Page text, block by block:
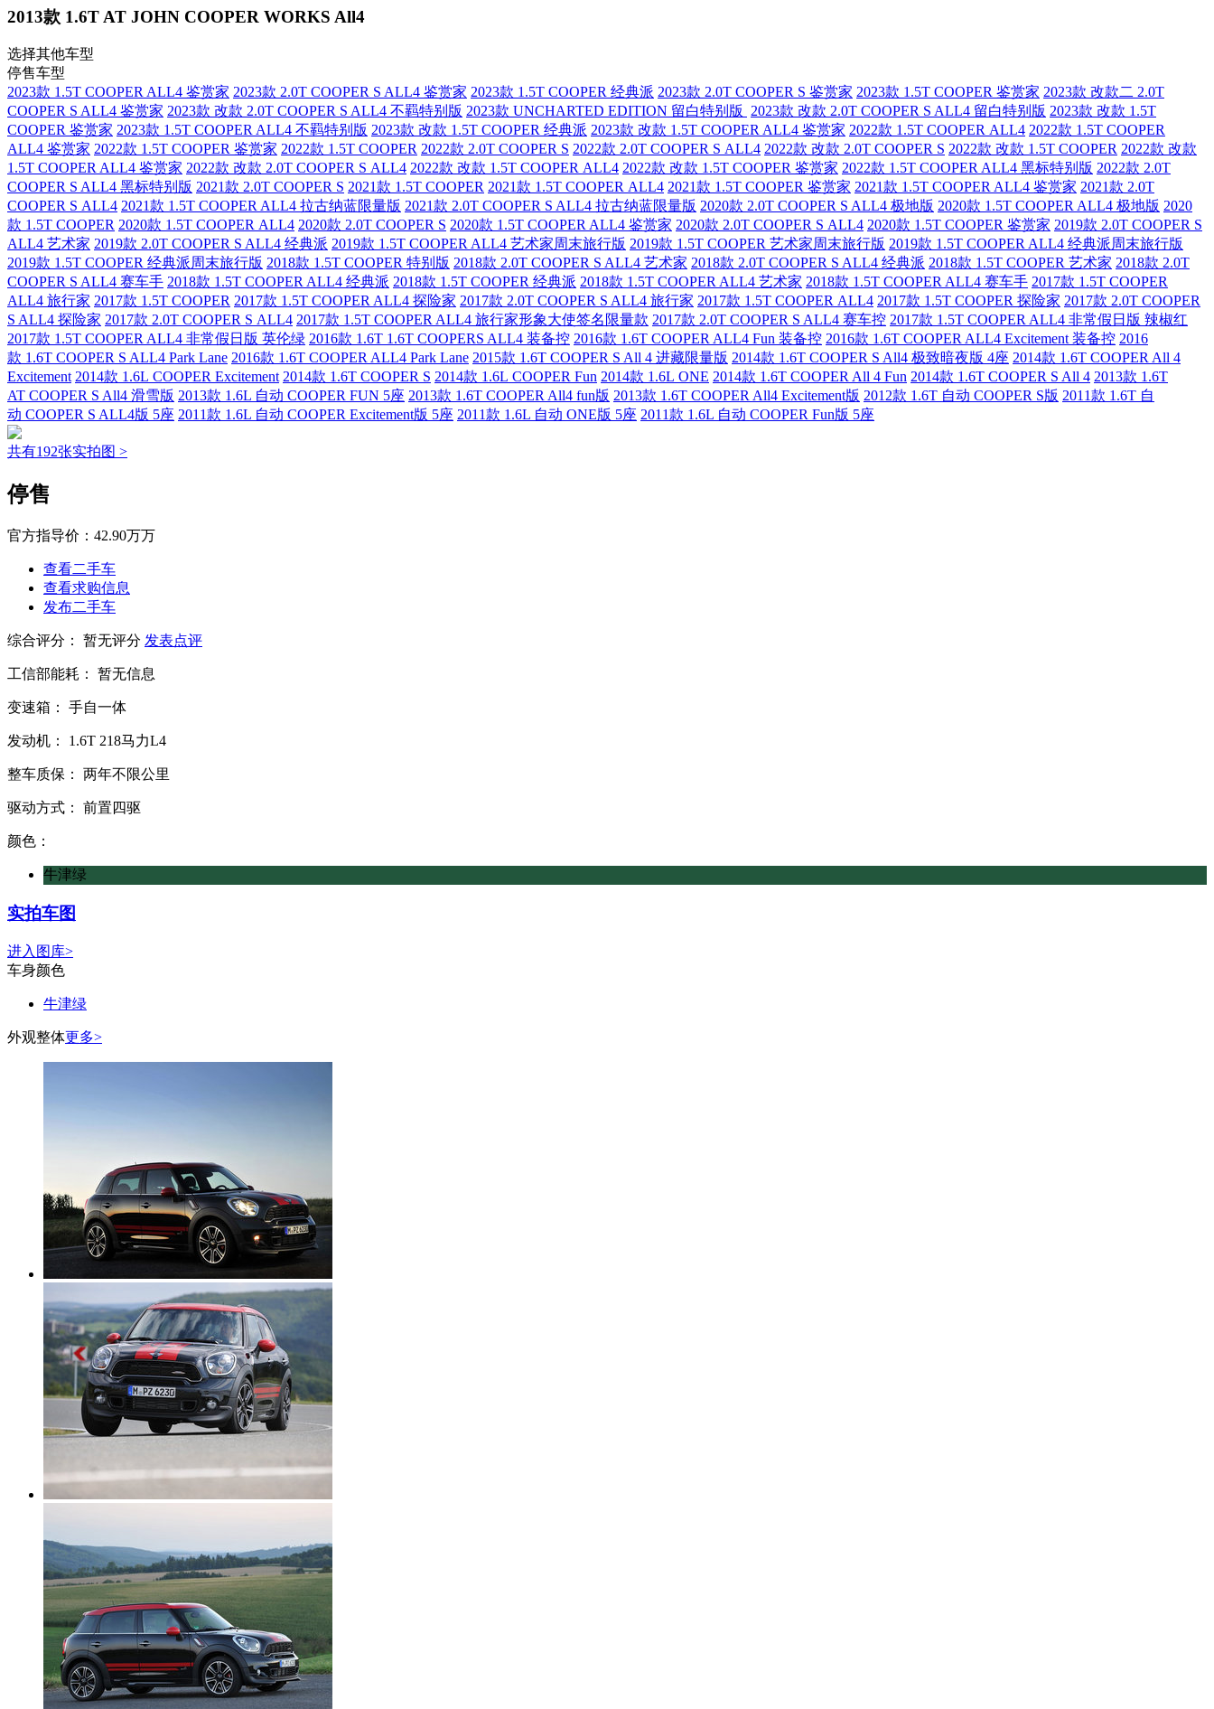
2013款 1.6T AT JOHN COOPER WORKS All4
选择其他车型
停售车型
2023款 1.5T COOPER ALL4 鉴赏家 2023款 2.0T COOPER S ALL4 鉴赏家 2023款 1.5T COOPER 经典派 2023款 2.0T COOPER S 鉴赏家 2023款 1.5T COOPER 鉴赏家 2023款 改款二 2.0T
COOPER S ALL4 鉴赏家 2023款 改款 2.0T COOPER S ALL4 不羁特别版 2023款 UNCHARTED EDITION 留白特别版 2023款 改款 2.0T COOPER S ALL4 留白特别版 2023款 改款 1.5T
COOPER 鉴赏家 2023款 1.5T COOPER ALL4 不羁特别版 2023款 改款 1.5T COOPER 经典派 2023款 改款 1.5T COOPER ALL4 鉴赏家 2022款 1.5T COOPER ALL4 2022款 1.5T COOPER
ALL4 鉴赏家 2022款 1.5T COOPER 鉴赏家 2022款 1.5T COOPER 2022款 2.0T COOPER S 2022款 2.0T COOPER S ALL4 2022款 改款 2.0T COOPER S 2022款 改款 1.5T COOPER 2022款 改款
1.5T COOPER ALL4 鉴赏家 2022款 改款 2.0T COOPER S ALL4 2022款 改款 1.5T COOPER ALL4 2022款 改款 1.5T COOPER 鉴赏家 2022款 1.5T COOPER ALL4 黑标特别版 2022款 2.0T
COOPER S ALL4 黑标特别版 2021款 2.0T COOPER S 2021款 1.5T COOPER 2021款 1.5T COOPER ALL4 2021款 1.5T COOPER 鉴赏家 2021款 1.5T COOPER ALL4 鉴赏家 2021款 2.0T
COOPER S ALL4 2021款 1.5T COOPER ALL4 拉古纳蓝限量版 2021款 2.0T COOPER S ALL4 拉古纳蓝限量版 2020款 2.0T COOPER S ALL4 极地版 2020款 1.5T COOPER ALL4 极地版 2020
款 1.5T COOPER 2020款 1.5T COOPER ALL4 2020款 2.0T COOPER S 2020款 1.5T COOPER ALL4 鉴赏家 2020款 2.0T COOPER S ALL4 2020款 1.5T COOPER 鉴赏家 2019款 2.0T COOPER S
ALL4 艺术家 2019款 2.0T COOPER S ALL4 经典派 2019款 1.5T COOPER ALL4 艺术家周末旅行版 2019款 1.5T COOPER 艺术家周末旅行版 2019款 1.5T COOPER ALL4 经典派周末旅行版
2019款 1.5T COOPER 经典派周末旅行版 2018款 1.5T COOPER 特别版 2018款 2.0T COOPER S ALL4 艺术家 2018款 2.0T COOPER S ALL4 经典派 2018款 1.5T COOPER 艺术家 2018款 2.0T
COOPER S ALL4 赛车手 2018款 1.5T COOPER ALL4 经典派 2018款 1.5T COOPER 经典派 2018款 1.5T COOPER ALL4 艺术家 2018款 1.5T COOPER ALL4 赛车手 2017款 1.5T COOPER
ALL4 旅行家 2017款 1.5T COOPER 2017款 1.5T COOPER ALL4 探险家 2017款 2.0T COOPER S ALL4 旅行家 2017款 1.5T COOPER ALL4 2017款 1.5T COOPER 探险家 2017款 2.0T COOPER
S ALL4 探险家 2017款 2.0T COOPER S ALL4 2017款 1.5T COOPER ALL4 旅行家形象大使签名限量款 2017款 2.0T COOPER S ALL4 赛车控 2017款 1.5T COOPER ALL4 非常假日版 辣椒红
2017款 1.5T COOPER ALL4 非常假日版 英伦绿 2016款 1.6T 1.6T COOPERS ALL4 装备控 2016款 1.6T COOPER ALL4 Fun 装备控 2016款 1.6T COOPER ALL4 Excitement 装备控 2016
款 1.6T COOPER S ALL4 Park Lane 2016款 1.6T COOPER ALL4 Park Lane 2015款 1.6T COOPER S All 4 进藏限量版 2014款 1.6T COOPER S All4 极致暗夜版 4座 2014款 1.6T COOPER All 4
Excitement 2014款 1.6L COOPER Excitement 2014款 1.6T COOPER S 2014款 1.6L COOPER Fun 2014款 1.6L ONE 2014款 1.6T COOPER All 4 Fun 2014款 1.6T COOPER S All 4 2013款 1.6T
AT COOPER S All4 滑雪版 2013款 1.6L 自动 COOPER FUN 5座 2013款 1.6T COOPER All4 fun版 2013款 1.6T COOPER All4 Excitement版 2012款 1.6T 自动 COOPER S版 2011款 1.6T 自
动 COOPER S ALL4版 5座 2011款 1.6L 自动 COOPER Excitement版 5座 2011款 1.6L 自动 ONE版 5座 2011款 1.6L 自动 COOPER Fun版 5座
共有192张实拍图 >
停售
官方指导价： 42.90万万
查看二手车
查看求购信息
发布二手车
综合评分： 暂无评分 发表点评
工信部能耗： 暂无信息
变速箱： 手自一体
发动机： 1.6T 218马力L4
整车质保： 两年不限公里
驱动方式： 前置四驱
颜色：
牛津绿
实拍车图
进入图库>
车身颜色
牛津绿
外观整体更多>